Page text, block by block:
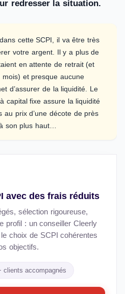
redresser la situation.
cette SCPI, il va être très
votre argent. Il y a plus de
en attente de retrait (et
et presque aucune
d’assurer de la liquidité. Le
capital fixe assure la liquidité
au prix d’une décote de près
son plus haut…
avec des frais réduits
sélection rigoureuse,
profil : un conseiller Cleerly
choix de SCPI cohérentes
objectifs.
clients accompagnés